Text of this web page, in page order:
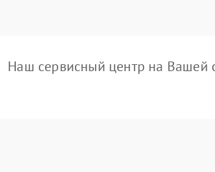
Наш сервисный центр на Вашей